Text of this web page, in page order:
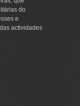
do
e
actividades